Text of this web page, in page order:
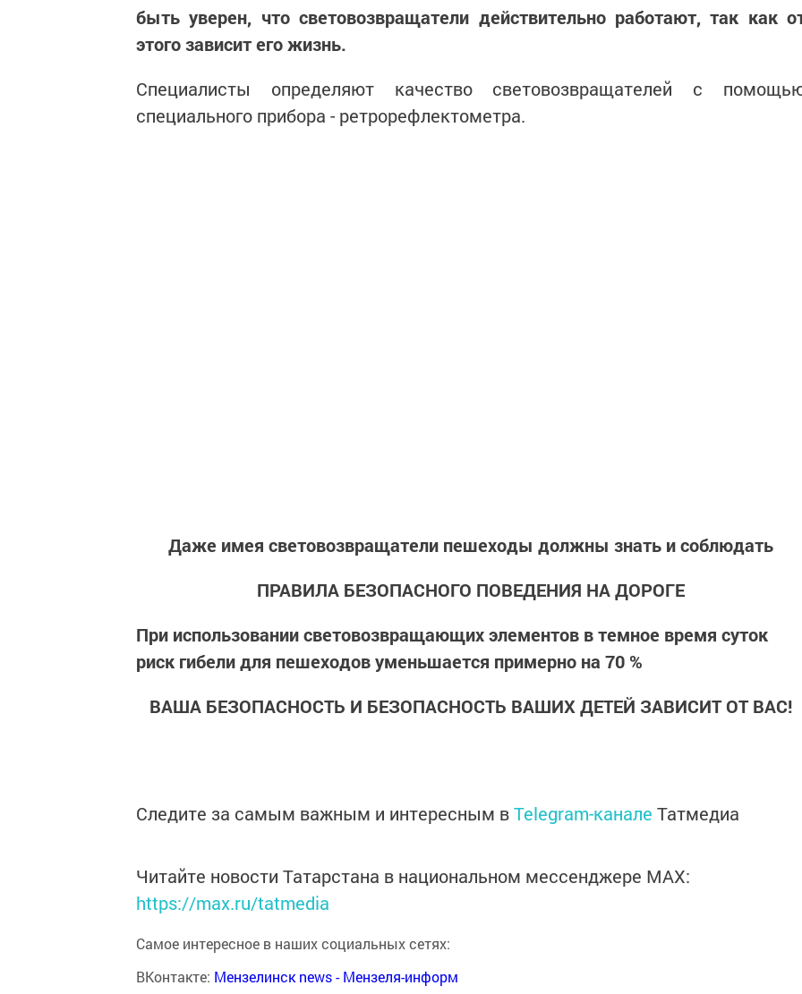
быть уверен, что световозвращатели действительно работают, так как
этого зависит его жизнь.
Специалисты определяют качество световозвращателей с
специального прибора - ретрорефлектометра.
Даже имея световозвращатели пешеходы должны знать и соблюдать
ПРАВИЛА БЕЗОПАСНОГО ПОВЕДЕНИЯ НА ДОРОГЕ
При использовании световозвращающих элементов в темное время суток
риск гибели для пешеходов уменьшается примерно на 70 %
ВАША БЕЗОПАСНОСТЬ И БЕЗОПАСНОСТЬ ВАШИХ ДЕТЕЙ ЗАВИСИТ ОТ ВАС!
Следите за самым важным и интересным вTelegram-канале Татмедиа
Читайте новости Татарстана в национальном мессенджере MАХ:
https://max.ru/tatmedia
Самое интересное в наших социальных сетях:
ВКонтакте: Мензелинск news - Мензеля-информ